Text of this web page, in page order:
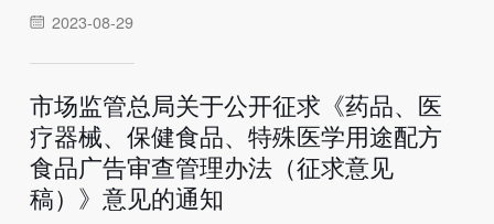
2023-08-29
市场监管总局关于公开征求《药品、医
疗器械、保健食品、特殊医学用途配方
食品广告审查管理办法（征求意见
稿）》意见的通知